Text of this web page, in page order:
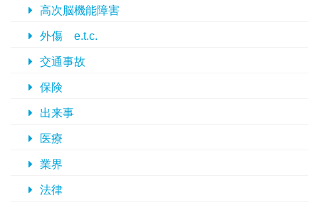
高次脳機能障害
外傷 e.t.c.
交通事故
保険
出来事
医療
業界
法律